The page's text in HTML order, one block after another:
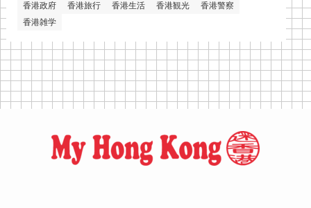
香港政府
香港旅行 香港生活 香港観光
香港警察
香港雑学